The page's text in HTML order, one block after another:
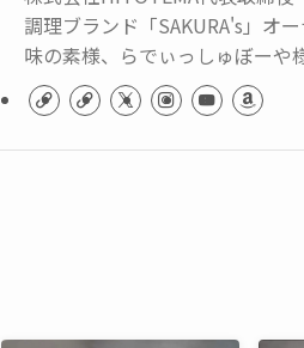
調理ブランド「SAKURA's」オ
味の素様、らでぃっしゅぼーや